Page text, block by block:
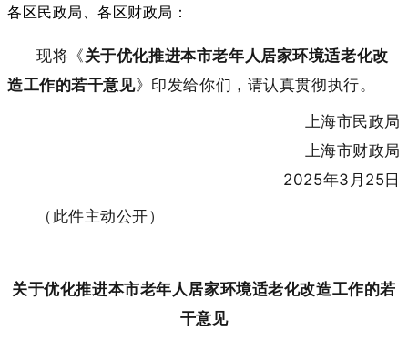
各区民政局、各区财政局：
现将《关于优化推进本市老年人居家环境适老化改
造工作的若干意见》印发给你们，请认真贯彻执行。
上海市民政局
上海市财政局
2025年3月25日
（此件主动公开）
关于优化推进本市老年人居家环境适老化改造工作的若
干意见